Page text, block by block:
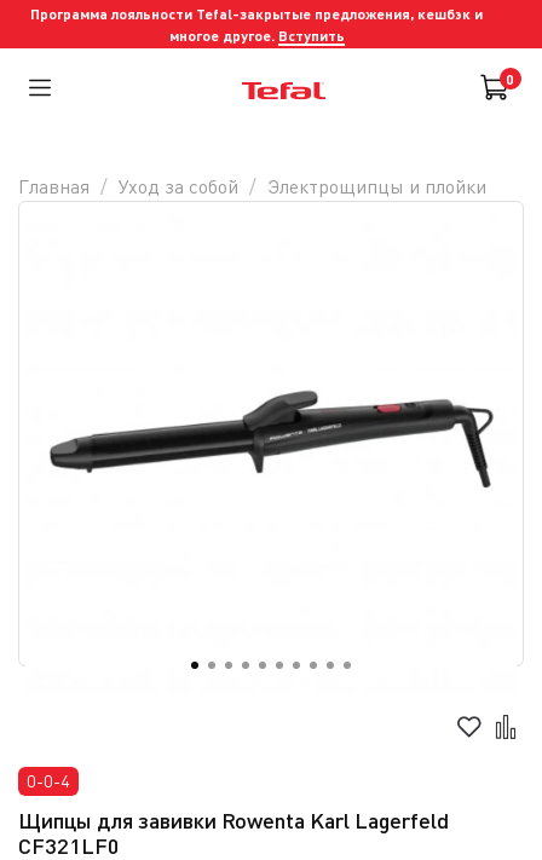
Программа лояльности Tefal-закрытые предложения, кешбэк и
многое другое. Вступить
0
0-0-4
Щипцы для завивки Rowenta Karl Lagerfeld
CF321LF0
Главная Уход за собой Электрощипцы и плойки